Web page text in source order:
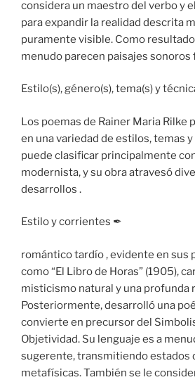
considera un maestro del verbo y
para expandir la realidad descrita
puramente visible. Como
menudo parecen paisajes sonoros
Estilo(s), género(s), tema(s) y
Los poemas de Rainer Maria Rilke
en una variedad de estilos, temas y
puede clasificar principalmente
modernista, y su obra atravesó
desarrollos .
Estilo y corrientes ✒ ️
romántico tardío , evidente en sus
como “El Libro de Horas” (1905),
misticismo natural y una profunda
Posteriormente, desarrolló una
convierte en precursor del
Objetividad. Su lenguaje es a
sugerente, transmitiendo estados
metafísicas. También se le